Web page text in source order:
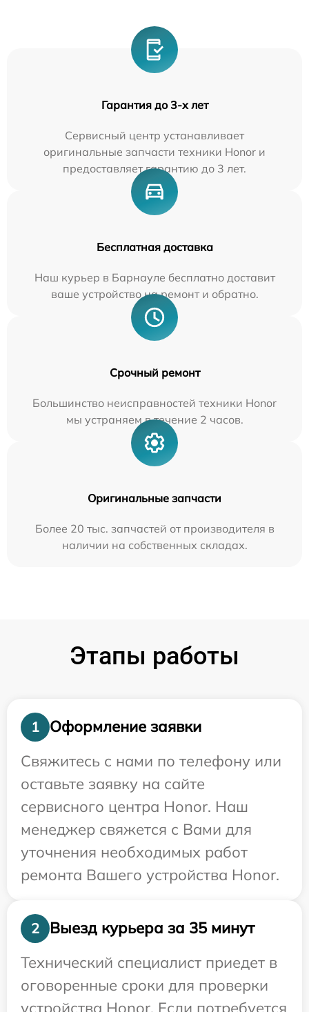
Гарантия до 3-х лет
Сервисный центр устанавливает
оригинальные запчасти техники Honor и
предоставляет гарантию до 3 лет.
Бесплатная доставка
Наш курьер в Барнауле бесплатно доставит
ваше устройство на ремонт и обратно.
Срочный ремонт
Большинство неисправностей техники Honor
мы устраняем в течение 2 часов.
Оригинальные запчасти
Более 20 тыс. запчастей от производителя в
наличии на собственных складах.
Этапы работы
1
Оформление заявки
Свяжитесь с нами по телефону или
оставьте заявку на сайте
сервисного центра Honor. Наш
менеджер свяжется с Вами для
уточнения необходимых работ
ремонта Вашего устройства Honor.
2
Выезд курьера за 35 минут
Технический специалист приедет в
оговоренные сроки для проверки
устройства Honor. Если потребуется